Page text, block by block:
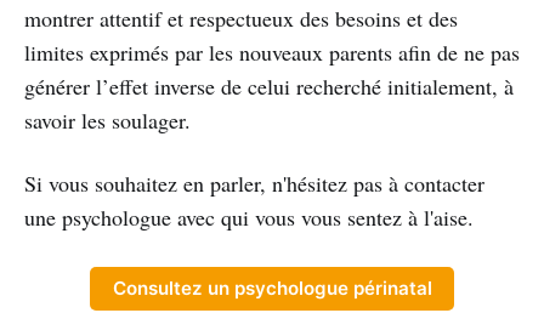
montrer attentif et respectueux des besoins et des
limites exprimés par les nouveaux parents afin de ne pas
générer l’effet inverse de celui recherché initialement, à
savoir les soulager.
Si vous souhaitez en parler, n'hésitez pas à contacter
une psychologue avec qui vous vous sentez à l'aise.
Consultez un psychologue périnatal